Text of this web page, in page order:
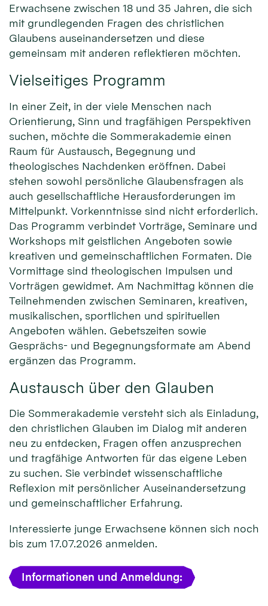
Erwachsene zwischen 18 und 35 Jahren, die sich
mit grundlegenden Fragen des christlichen
Glaubens auseinandersetzen und diese
gemeinsam mit anderen reflektieren möchten.
Vielseitiges Programm
In einer Zeit, in der viele Menschen nach
Orientierung, Sinn und tragfähigen Perspektiven
suchen, möchte die Sommerakademie einen
Raum für Austausch, Begegnung und
theologisches Nachdenken eröffnen. Dabei
stehen sowohl persönliche Glaubensfragen als
auch gesellschaftliche Herausforderungen im
Mittelpunkt. Vorkenntnisse sind nicht erforderlich.
Das Programm verbindet Vorträge, Seminare und
Workshops mit geistlichen Angeboten sowie
kreativen und gemeinschaftlichen Formaten. Die
Vormittage sind theologischen Impulsen und
Vorträgen gewidmet. Am Nachmittag können die
Teilnehmenden zwischen Seminaren, kreativen,
musikalischen, sportlichen und spirituellen
Angeboten wählen. Gebetszeiten sowie
Gesprächs- und Begegnungsformate am Abend
ergänzen das Programm.
Austausch über den Glauben
Die Sommerakademie versteht sich als Einladung,
den christlichen Glauben im Dialog mit anderen
neu zu entdecken, Fragen offen anzusprechen
und tragfähige Antworten für das eigene Leben
zu suchen. Sie verbindet wissenschaftliche
Reflexion mit persönlicher Auseinandersetzung
und gemeinschaftlicher Erfahrung.
Interessierte junge Erwachsene können sich noch
bis zum 17.07.2026 anmelden.
Informationen und Anmeldung: